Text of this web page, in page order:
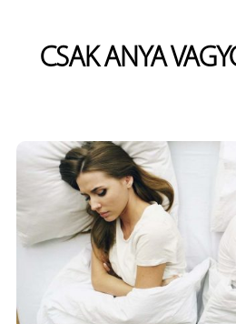
CSAK ANYA